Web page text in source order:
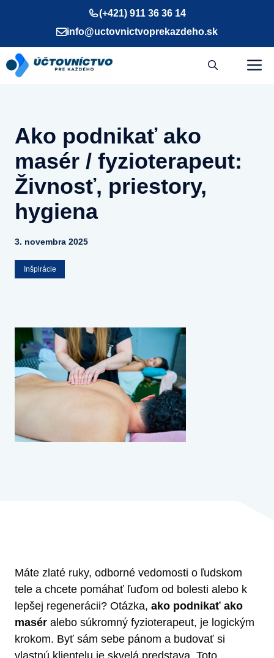
(+421) 911 36 36 14
info@uctovnictvoprekazdeho.sk
Ako podnikať ako
masér / fyzioterapeut:
Živnosť, priestory,
hygiena
3. novembra 2025
Inšpirácie
Máte zlaté ruky, odborné vedomosti o ľudskom
tele a chcete pomáhať ľuďom od bolesti alebo k
lepšej regenerácii? Otázka, ako podnikať ako
masér alebo súkromný fyzioterapeut, je logickým
krokom. Byť sám sebe pánom a budovať si
vlastnú klientelu je skvelá predstava. Toto